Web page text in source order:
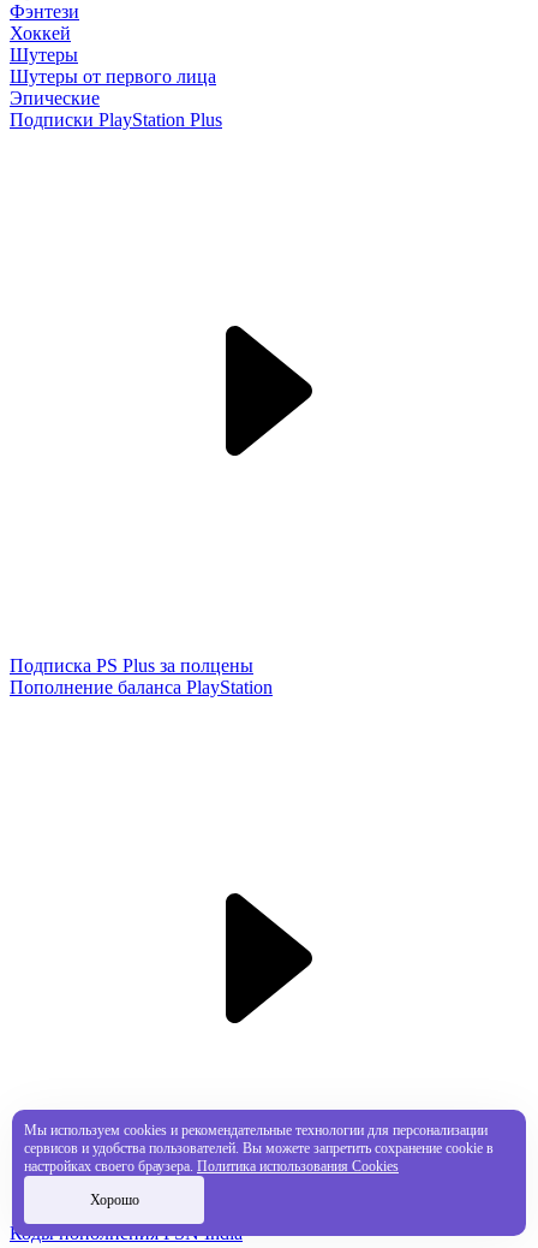
Фэнтези
Хоккей
Шутеры
Шутеры от первого лица
Эпические
Подписки PlayStation Plus
Подписка PS Plus за полцены
Пополнение баланса PlayStation
Коды пополнения PSN India
Мы используем cookies и рекомендательные технологии для персонализации
сервисов и удобства пользователей. Вы можете запретить сохранение cookie в
настройках своего браузера. Политика использования Cookies
Хорошо